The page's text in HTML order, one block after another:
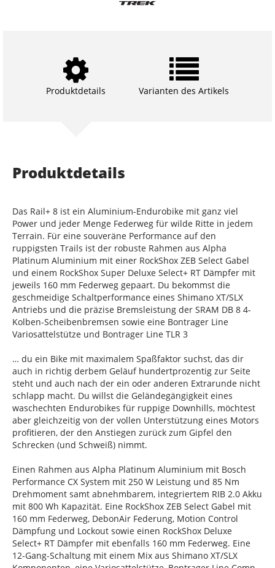
Produktdetails Varianten des Artikels
Produktdetails
Das Rail+ 8 ist ein Aluminium-Endurobike mit ganz viel
Power und jeder Menge Federweg für wilde Ritte in jedem
Terrain. Für eine souveräne Performance auf den
ruppigsten Trails ist der robuste Rahmen aus Alpha
Platinum Aluminium mit einer RockShox ZEB Select Gabel
und einem RockShox Super Deluxe Select+ RT Dämpfer mit
jeweils 160 mm Federweg gepaart. Du bekommst die
geschmeidige Schaltperformance eines Shimano XT/SLX
Antriebs und die präzise Bremsleistung der SRAM DB 8 4-
Kolben-Scheibenbremsen sowie eine Bontrager Line
Variosattelstütze und Bontrager Line TLR 3
… du ein Bike mit maximalem Spaßfaktor suchst, das dir
auch in richtig derbem Geläuf hundertprozentig zur Seite
steht und auch nach der ein oder anderen Extrarunde nicht
schlapp macht. Du willst die Geländegängigkeit eines
waschechten Endurobikes für ruppige Downhills, möchtest
aber gleichzeitig von der vollen Unterstützung eines Motors
profitieren, der den Anstiegen zurück zum Gipfel den
Schrecken (und Schweiß) nimmt.
Einen Rahmen aus Alpha Platinum Aluminium mit Bosch
Performance CX System mit 250 W Leistung und 85 Nm
Drehmoment samt abnehmbarem, integriertem RIB 2.0 Akku
mit 800 Wh Kapazität. Eine RockShox ZEB Select Gabel mit
160 mm Federweg, DebonAir Federung, Motion Control
Dämpfung und Lockout sowie einen RockShox Deluxe
Select+ RT Dämpfer mit ebenfalls 160 mm Federweg. Eine
12-Gang-Schaltung mit einem Mix aus Shimano XT/SLX